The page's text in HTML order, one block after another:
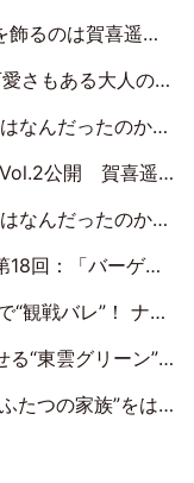
人になった私を見ていただけたら」
ある大人の女性に
うのを信じてなくて。そう言われてはいたけど、嘘でしょって」
佑が『京まふ』ステージに登壇
をしたら、場を完全に引かせてしまって。時代が変わったんだなって」
ンターみうな inしまむら」編
ル」は元VENUSスクール生で杉内コーチ推し⁉
雲グリーン”の正体
見送られ、“父”松岡昌宏とはハシゴ酒